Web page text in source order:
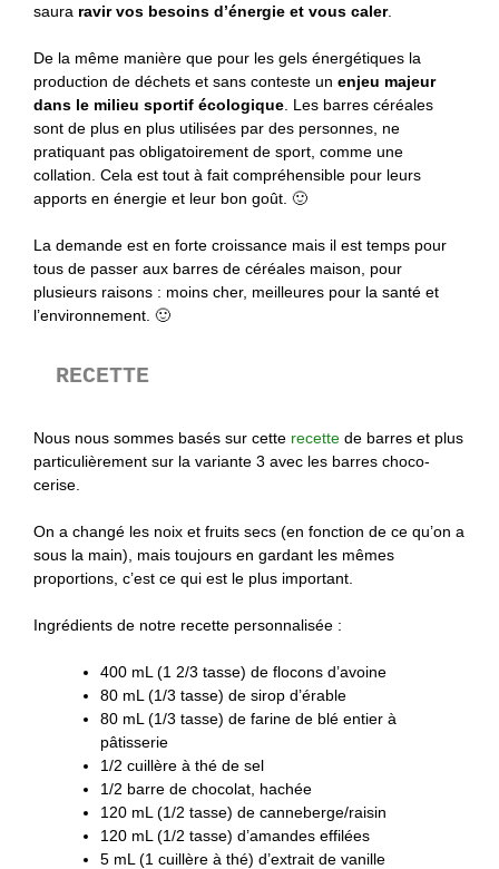
saura ravir vos besoins d’énergie et vous caler.
De la même manière que pour les gels énergétiques la
production de déchets et sans conteste un enjeu majeur
dans le milieu sportif écologique . Les barres céréales
sont de plus en plus utilisées par des personnes, ne
pratiquant pas obligatoirement de sport, comme une
collation. Cela est tout à fait compréhensible pour leurs
apports en énergie et leur bon goût. 🙂
La demande est en forte croissance mais il est temps pour
tous de passer aux barres de céréales maison, pour
plusieurs raisons : moins cher, meilleures pour la santé et
l’environnement. 🙂
RECETTE
Nous nous sommes basés sur cette recette de barres et plus
particulièrement sur la variante 3 avec les barres choco-
cerise.
On a changé les noix et fruits secs (en fonction de ce qu’on a
sous la main), mais toujours en gardant les mêmes
proportions, c’est ce qui est le plus important.
Ingrédients de notre recette personnalisée :
400 mL (1 2/3 tasse) de flocons d’avoine
80 mL (1/3 tasse) de sirop d’érable
80 mL (1/3 tasse) de farine de blé entier à
pâtisserie
1/2 cuillère à thé de sel
1/2 barre de chocolat, hachée
120 mL (1/2 tasse) de canneberge/raisin
120 mL (1/2 tasse) d’amandes effilées
5 mL (1 cuillère à thé) d’extrait de vanille